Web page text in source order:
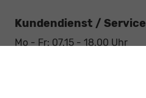
Kundendienst / Service
Mo - Fr: 07.15 - 18.00 Uhr